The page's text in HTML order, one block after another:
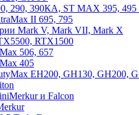
290, 390КА, ST MAX 395, 495
II 695, 795
Mark V, Mark VII, Mark X
RTX1500
506, 657
405
EH200, GH130, GH200,
и Falcon